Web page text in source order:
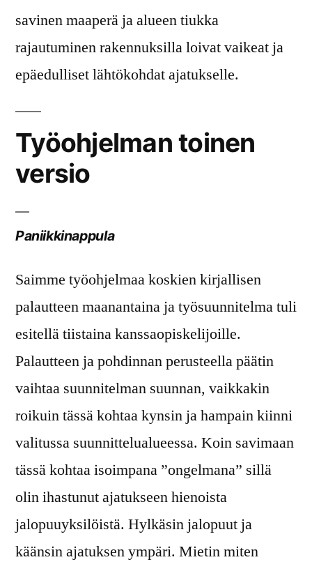
savinen maaperä ja alueen tiukka
rajautuminen rakennuksilla loivat vaikeat ja
epäedulliset lähtökohdat ajatukselle.
Työohjelman toinen
versio
Paniikkinappula
Saimme työohjelmaa koskien kirjallisen
palautteen maanantaina ja työsuunnitelma tuli
esitellä tiistaina kanssaopiskelijoille.
Palautteen ja pohdinnan perusteella päätin
vaihtaa suunnitelman suunnan, vaikkakin
roikuin tässä kohtaa kynsin ja hampain kiinni
valitussa suunnittelualueessa. Koin savimaan
tässä kohtaa isoimpana ”ongelmana” sillä
olin ihastunut ajatukseen hienoista
jalopuuyksilöistä. Hylkäsin jalopuut ja
käänsin ajatuksen ympäri. Mietin miten